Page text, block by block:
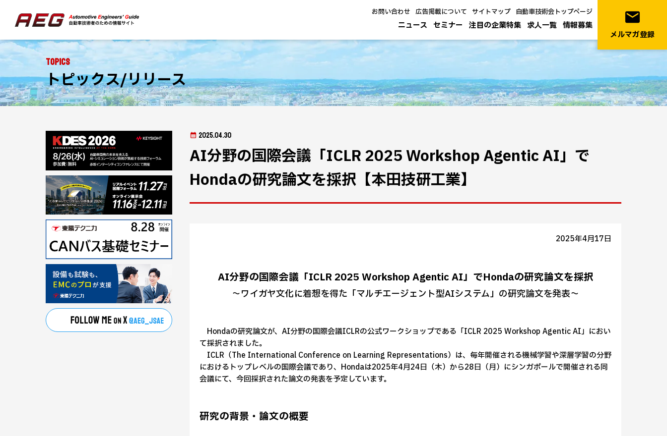
ニュース セミナー 注目の企業特集 求人一覧 情報募集
お問い合わせ 広告掲載について サイトマップ 自動車技術会トップページ email
メルマガ登録
Topics
トピックス/リリース
2025.04.30
AI分野の国際会議「ICLR 2025 Workshop Agentic AI」で
Hondaの研究論文を採択【本田技研工業】
2025年4月17日
AI分野の国際会議「ICLR 2025 Workshop Agentic AI」でHondaの研究論文を採択
～ワイガヤ文化に着想を得た「マルチエージェント型AIシステム」の研究論文を発表～
Hondaの研究論文が、AI分野の国際会議ICLRの公式ワークショップである「ICLR 2025 Workshop Agentic AI」におい
て採択されました。
ICLR（The International Conference on Learning Representations）は、毎年開催される機械学習や深層学習の分野
におけるトップレベルの国際会議であり、Hondaは2025年4月24日（木）から28日（月）にシンガポールで開催される同
会議にて、今回採択された論文の発表を予定しています。
研究の背景・論文の概要